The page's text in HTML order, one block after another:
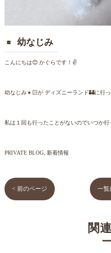
幼なじみ
こんにちは😊 かぐらです！✌️
幼なじみ👧🏻が ディズニーランド🏰に行
私は１回も行ったことがないのでいつか
PRIVATE BLOG 新着情報
< 前のページ 一覧
関